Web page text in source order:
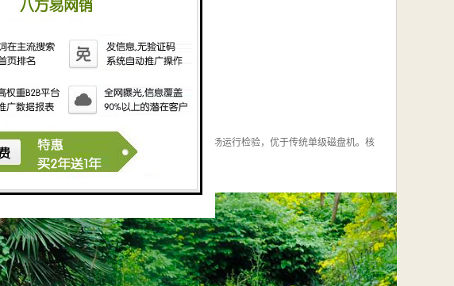
，由本公司成功开发，并经充分的技术论证和现场运行检验，优于传统单级磁盘机。核